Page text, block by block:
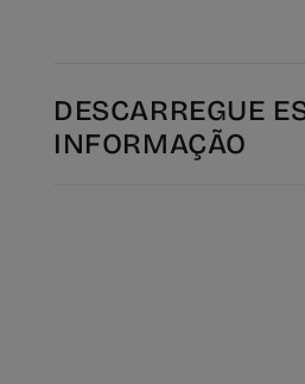
DESCARREGUE
INFORMAÇÃO